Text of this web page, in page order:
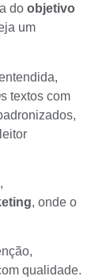
do objetivo
um
textos com
, onde o
qualidade.